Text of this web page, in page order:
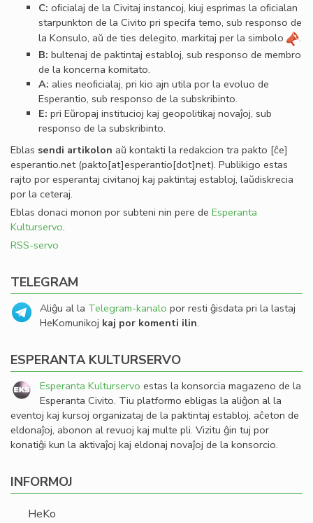
C: oﬁcialaj de la Civitaj instancoj, kiuj esprimas la oﬁcialan
starpunkton de la Civito pri specifa temo, sub responso de
la Konsulo, aŭ de ties delegito, markitaj per la simbolo
.
B: bultenaj de paktintaj establoj, sub responso de membro
de la koncerna komitato.
A: alies neoﬁcialaj, pri kio ajn utila por la evoluo de
Esperantio, sub responso de la subskribinto.
E: pri Eŭropaj institucioj kaj geopolitikaj novaĵoj, sub
responso de la subskribinto.
Eblas sendi artikolon aŭ kontakti la redakcion tra pakto [ĉe]
esperantio.net(pakto[at]esperantio[dot]net). Publikigo estas
rajto por esperantaj civitanoj kaj paktintaj establoj, laŭdiskrecia
por la ceteraj.
Eblas donaci monon por subteni nin pere de Esperanta
Kulturservo.
RSS-servo
TELEGRAM
Aliĝu al la Telegram-kanalo por resti ĝisdata pri la lastaj
HeKomunikoj kaj por komenti ilin.
ESPERANTA KULTURSERVO
Esperanta Kulturservo estas la konsorcia magazeno de la
Esperanta Civito. Tiu platformo ebligas la aliĝon al la
eventoj kaj kursoj organizataj de la paktintaj establoj, aĉeton de
eldonaĵoj, abonon al revuoj kaj multe pli. Vizitu ĝin tuj por
konatiĝi kun la aktivaĵoj kaj eldonaj novaĵoj de la konsorcio.
INFORMOJ
HeKo